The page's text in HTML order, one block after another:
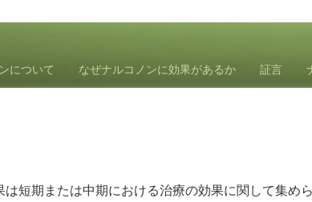
について なぜナルコノンに効果があるか 証言
は短期または中期における治療の効果に関して集め